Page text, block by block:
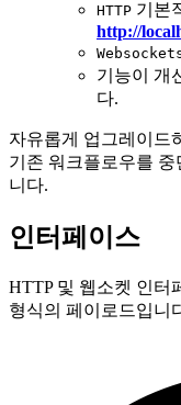
HTTP 기본
http://
기능이 개
다.
자유롭게 업그레이드
기존 워크플로우를
니다.
인터페이스
HTTP 및 웹소켓 인터
형식의 페이로드입니